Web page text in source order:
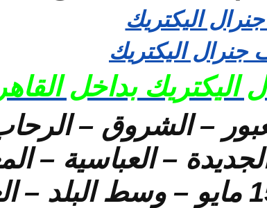
اليكتريك
جنرال اليكتريك
بداخل
– الشروق –
– العباسية –
السلام – البساتين – حلوان – 15 مايو –